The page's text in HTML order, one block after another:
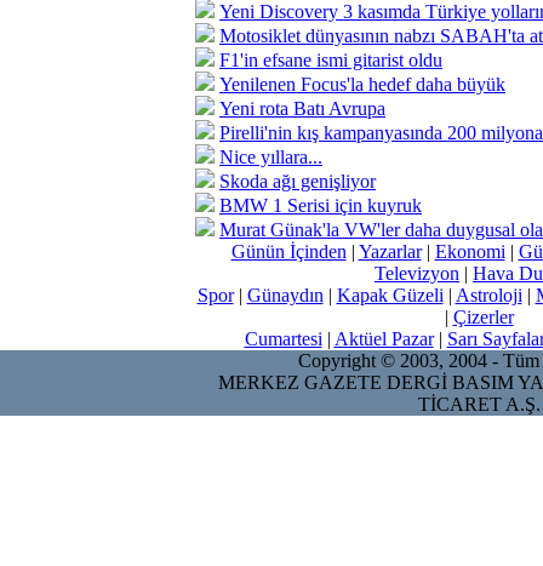
Yeni Discovery 3 kasımda Türkiye
Motosiklet dünyasının nabzı SABAH'ta
F1'in efsane ismi gitarist oldu
Yenilenen Focus'la hedef daha büyük
Yeni rota Batı Avrupa
Pirelli'nin kış kampanyasında 200
Nice yıllara...
Skoda ağı genişliyor
BMW 1 Serisi için kuyruk
Murat Günak'la VW'ler daha duygusal
Günün İçinden | Yazarlar| Ekonomi |
Televizyon | Hava
Spor| Günaydın | Kapak Güzeli | Astroloji |
| Çizerler
Cumartesi | Aktüel Pazar| Sarı
Copyright © 2003, 2004 - Tüm
MERKEZ GAZETE DERGİ BASIM
TİCARET A.Ş.